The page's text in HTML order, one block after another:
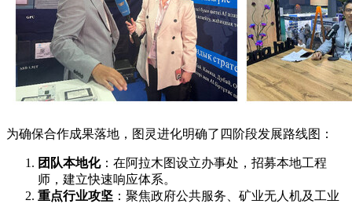
为确保合作成果落地，图灵进化明确了四阶段发展路线图：
团队本地化：在阿拉木图设立办事处，招募本地工程
师，建立快速响应体系。
重点行业攻坚 ：聚焦政府公共服务、矿业无人机及工业